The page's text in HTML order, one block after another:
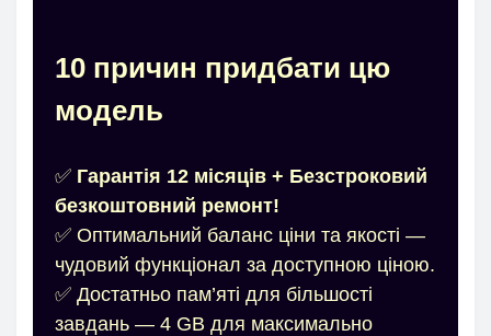
10 причин придбати цю
модель
✅ Гарантія 12 місяців + Безстроковий
безкоштовний ремонт!
✅ Оптимальний баланс ціни та якості —
чудовий функціонал за доступною ціною.
✅ Достатньо пам’яті для більшості
завдань — 4 GB для максимально